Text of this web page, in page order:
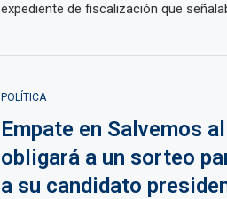
expediente de fiscalización que
POLÍTICA
Empate en Salvemos
obligará a un sorteo
a su candidato